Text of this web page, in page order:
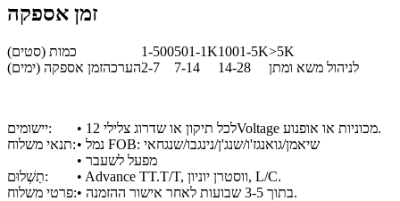
זמן אספקה
כמות (סטים) 1-500501-1K1001-5K>5K
הערכהזמן אספקה ​​(ימים)2-7 7-14 14-28 לניהול משא ומתן
יישומים:
• לכל תיקון או שדרוג צלילי 12Voltage מכוניות או אופנוע.
תנאי משלוח:
• נמל FOB: שיאמן/גואנגז'ו/שנג'ן/נינגבו/שנגחאי
• מפעל לשעבר
תַשְׁלוּם:
• Advance TT.T/T, ווסטרן יוניון, L/C.
פרטי משלוח:
• בתוך 3-5 שבועות לאחר אישור ההזמנה.